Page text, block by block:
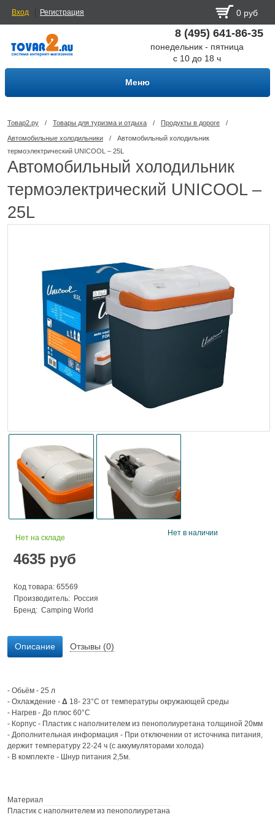
Вход Регистрация 0 руб
8 (495) 641-86-35
понедельник - пятница
с 10 до 18 ч
Меню
Товар2.ру / Товары для туризма и отдыха / Продукты в дороге /
Автомобильные холодильники /
Автомобильный холодильник
термоэлектрический UNICOOL – 25L
Автомобильный холодильник
термоэлектрический UNICOOL –
25L
Нет на складе
4635 руб
Код товара: 65569
Производитель: Россия
Бренд: Camping World
Нет в наличии
Описание Отзывы (0)
- Обьём - 25 л
- Охлаждение - Δ 18- 23°C от температуры окружающей среды
- Нагрев - До плюс 60°C
- Корпус - Пластик с наполнителем из пенополиуретана толщиной 20мм
- Дополнительная информация - При отключении от источника питания,
держит температуру 22-24 ч (с аккумуляторами холода)
- В комплекте - Шнур питания 2,5м.
Материал
Пластик с наполнителем из пенополиуретана